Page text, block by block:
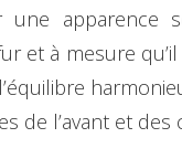
apparence
et à mesure
de l’avant et des